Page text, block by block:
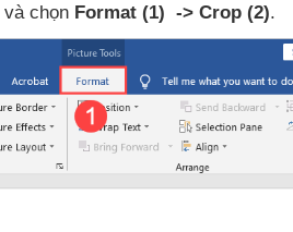
và chọn Format (1) -> Crop (2).